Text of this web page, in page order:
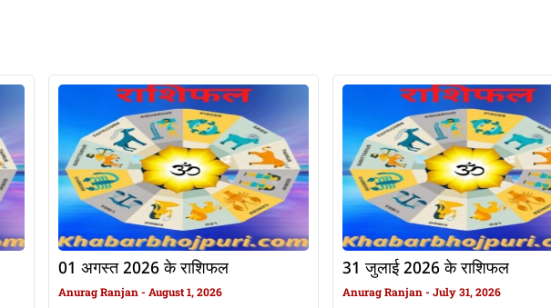
01 अगस्त 2026 के राशिफल
Anurag Ranjan August 1, 2026
31 जुलाई 2026 के राशिफल
Anurag Ranjan July 31, 2026